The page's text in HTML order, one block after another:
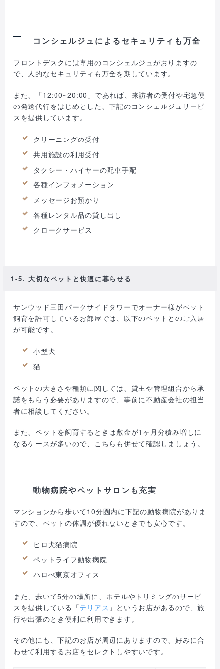
コンシェルジュによるセキュリティも万全
フロントデスクには専用のコンシェルジュがおりますの
で、人的なセキュリティも万全を期しています。
また、「12:00~20:00」であれば、来訪者の受付や宅急便
の発送代行をはじめとした、下記のコンシェルジュサービ
スを提供しています。
クリーニングの受付
共用施設の利用受付
タクシー・ハイヤーの配車手配
各種インフォメーション
メッセージお預かり
各種レンタル品の貸し出し
クロークサービス
1-5. 大切なペットと快適に暮らせる
サンウッド三田パークサイドタワーでオーナー様がペット
飼育を許可しているお部屋では、以下のペットとのご入居
が可能です。
小型犬
猫
ペットの大きさや種類に関しては、貸主や管理組合から承
諾をもらう必要がありますので、事前に不動産会社の担当
者に相談してください。
また、ペットを飼育するときは敷金が1ヶ月分積み増しに
なるケースが多いので、こちらも併せて確認しましょう。
動物病院やペットサロンも充実
マンションから歩いて10分圏内に下記の動物病院がありま
すので、ペットの体調が優れないときでも安心です。
ヒロ犬猫病院
ペットライフ動物病院
ハロぺ東京オフィス
また、歩いて5分の場所に、ホテルやトリミングのサービ
スを提供している「テリアス 」というお店があるので、旅
行や出張のとき便利に利用できます。
その他にも、下記のお店が周辺にありますので、好みに合
わせて利用するお店をセレクトしやすいです。